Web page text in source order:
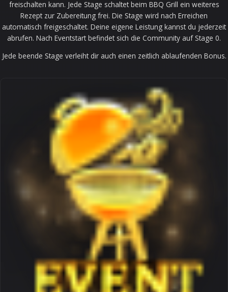
freischalten kann. Jede Stage schaltet beim BBQ Grill ein weiteres
Rezept zur Zubereitung frei. Die Stage wird nach Erreichen
automatisch freigeschaltet. Deine eigene Leistung kannst du jederzeit
abrufen. Nach Eventstart befindet sich die Community auf Stage 0.
Jede beende Stage verleiht dir auch einen zeitlich ablaufenden Bonus.